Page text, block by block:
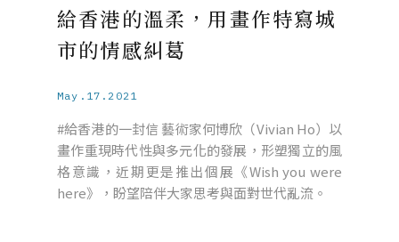
給香港的溫柔，用畫作特寫城
市的情感糾葛
May.17.2021
#給香港的一封信 藝術家何博欣（Vivian Ho）以
畫作重現時代性與多元化的發展，形塑獨立的風
格意識，近期更是推出個展《Wish you were
here》，盼望陪伴大家思考與面對世代亂流。